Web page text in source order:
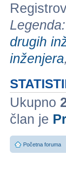
drugih
inženjera,
Ukupno
član je
Početna foruma